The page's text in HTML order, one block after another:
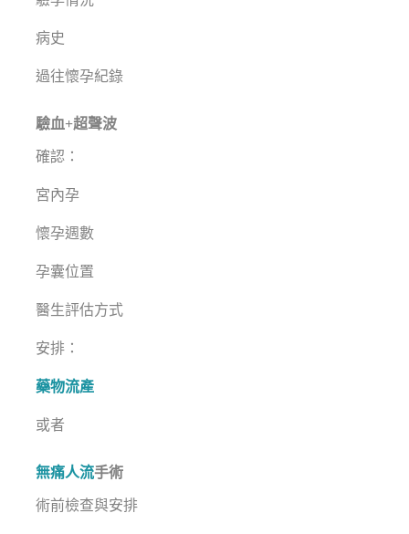
病史
過往懷孕紀錄
驗血+超聲波
確認：
宮內孕
懷孕週數
孕囊位置
醫生評估方式
安排：
藥物流產
或者
無痛人流手術
術前檢查與安排